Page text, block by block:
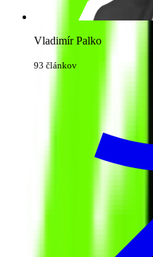
Vladimír Palko
93 článkov